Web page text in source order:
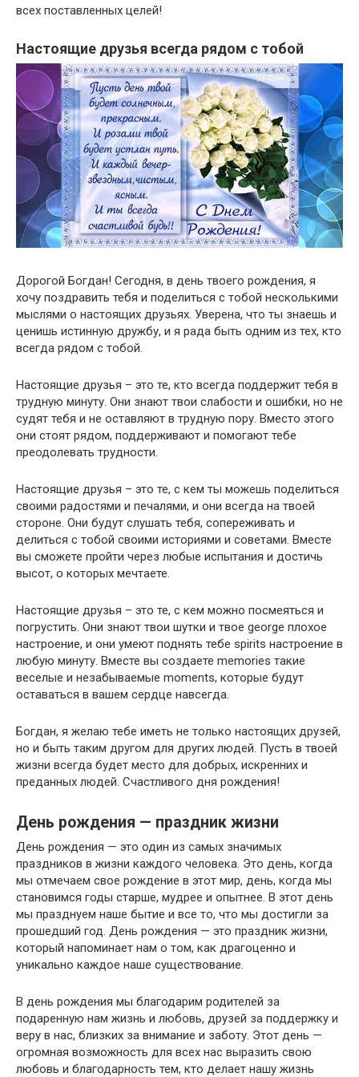
всех поставленных целей!
Настоящие друзья всегда рядом с тобой
Дорогой Богдан! Сегодня, в день твоего рождения, я
хочу поздравить тебя и поделиться с тобой несколькими
мыслями о настоящих друзьях. Уверена, что ты знаешь и
ценишь истинную дружбу, и я рада быть одним из тех, кто
всегда рядом с тобой.
Настоящие друзья – это те, кто всегда поддержит тебя в
трудную минуту. Они знают твои слабости и ошибки, но не
судят тебя и не оставляют в трудную пору. Вместо этого
они стоят рядом, поддерживают и помогают тебе
преодолевать трудности.
Настоящие друзья – это те, с кем ты можешь поделиться
своими радостями и печалями, и они всегда на твоей
стороне. Они будут слушать тебя, сопереживать и
делиться с тобой своими историями и советами. Вместе
вы сможете пройти через любые испытания и достичь
высот, о которых мечтаете.
Настоящие друзья – это те, с кем можно посмеяться и
погрустить. Они знают твои шутки и твое george плохое
настроение, и они умеют поднять тебе spirits настроение в
любую минуту. Вместе вы создаете memories такие
веселые и незабываемые moments, которые будут
оставаться в вашем сердце навсегда.
Богдан, я желаю тебе иметь не только настоящих друзей,
но и быть таким другом для других людей. Пусть в твоей
жизни всегда будет место для добрых, искренних и
преданных людей. Счастливого дня рождения!
День рождения — праздник жизни
День рождения — это один из самых значимых
праздников в жизни каждого человека. Это день, когда
мы отмечаем свое рождение в этот мир, день, когда мы
становимся годы старше, мудрее и опытнее. В этот день
мы празднуем наше бытие и все то, что мы достигли за
прошедший год. День рождения — это праздник жизни,
который напоминает нам о том, как драгоценно и
уникально каждое наше существование.
В день рождения мы благодарим родителей за
подаренную нам жизнь и любовь, друзей за поддержку и
веру в нас, близких за внимание и заботу. Этот день —
огромная возможность для всех нас выразить свою
любовь и благодарность тем, кто делает нашу жизнь